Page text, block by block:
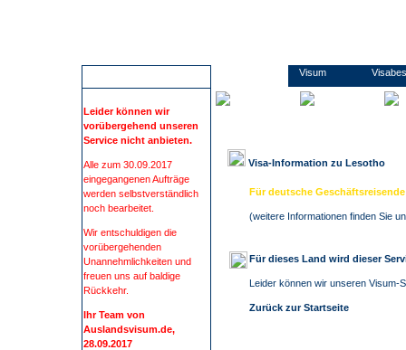
Leider können wir
vorübergehend unseren
Service nicht anbieten.
Alle zum 30.09.2017
eingegangenen Aufträge
werden selbstverständlich
noch bearbeitet.
Wir entschuldigen die
vorübergehenden
Unannehmlichkeiten und
freuen uns auf baldige
Rückkehr.
Ihr Team von
Auslandsvisum.de,
28.09.2017
Visum
Visa-Information zu Lesotho
Für deutsche
(weitere Informationen finden Sie
Für dieses Land wird dieser
Leider können wir unseren Visum-
Zurück zur Startseite